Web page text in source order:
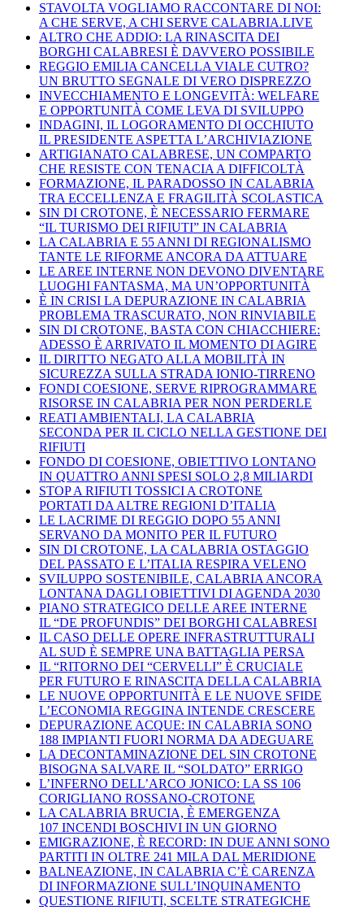
STAVOLTA VOGLIAMO RACCONTARE DI NOI:
A CHE SERVE, A CHI SERVE CALABRIA.LIVE
ALTRO CHE ADDIO: LA RINASCITA DEI
BORGHI CALABRESI È DAVVERO POSSIBILE
REGGIO EMILIA CANCELLA VIALE CUTRO?
UN BRUTTO SEGNALE DI VERO DISPREZZO
INVECCHIAMENTO E LONGEVITÀ: WELFARE
E OPPORTUNITÀ COME LEVA DI SVILUPPO
INDAGINI, IL LOGORAMENTO DI OCCHIUTO
IL PRESIDENTE ASPETTA L’ARCHIVIAZIONE
ARTIGIANATO CALABRESE, UN COMPARTO
CHE RESISTE CON TENACIA A DIFFICOLTÀ
FORMAZIONE, IL PARADOSSO IN CALABRIA
TRA ECCELLENZA E FRAGILITÀ SCOLASTICA
SIN DI CROTONE, È NECESSARIO FERMARE
“IL TURISMO DEI RIFIUTI” IN CALABRIA
LA CALABRIA E 55 ANNI DI REGIONALISMO
TANTE LE RIFORME ANCORA DA ATTUARE
LE AREE INTERNE NON DEVONO DIVENTARE
LUOGHI FANTASMA, MA UN’OPPORTUNITÀ
È IN CRISI LA DEPURAZIONE IN CALABRIA
PROBLEMA TRASCURATO, NON RINVIABILE
SIN DI CROTONE, BASTA CON CHIACCHIERE:
ADESSO È ARRIVATO IL MOMENTO DI AGIRE
IL DIRITTO NEGATO ALLA MOBILITÀ IN
SICUREZZA SULLA STRADA IONIO-TIRRENO
FONDI COESIONE, SERVE RIPROGRAMMARE
RISORSE IN CALABRIA PER NON PERDERLE
REATI AMBIENTALI, LA CALABRIA
SECONDA PER IL CICLO NELLA GESTIONE DEI
RIFIUTI
FONDO DI COESIONE, OBIETTIVO LONTANO
IN QUATTRO ANNI SPESI SOLO 2,8 MILIARDI
STOP A RIFIUTI TOSSICI A CROTONE
PORTATI DA ALTRE REGIONI D’ITALIA
LE LACRIME DI REGGIO DOPO 55 ANNI
SERVANO DA MONITO PER IL FUTURO
SIN DI CROTONE, LA CALABRIA OSTAGGIO
DEL PASSATO E L’ITALIA RESPIRA VELENO
SVILUPPO SOSTENIBILE, CALABRIA ANCORA
LONTANA DAGLI OBIETTIVI DI AGENDA 2030
PIANO STRATEGICO DELLE AREE INTERNE
IL “DE PROFUNDIS” DEI BORGHI CALABRESI
IL CASO DELLE OPERE INFRASTRUTTURALI
AL SUD È SEMPRE UNA BATTAGLIA PERSA
IL “RITORNO DEI “CERVELLI” È CRUCIALE
PER FUTURO E RINASCITA DELLA CALABRIA
LE NUOVE OPPORTUNITÀ E LE NUOVE SFIDE
L’ECONOMIA REGGINA INTENDE CRESCERE
DEPURAZIONE ACQUE: IN CALABRIA SONO
188 IMPIANTI FUORI NORMA DA ADEGUARE
LA DECONTAMINAZIONE DEL SIN CROTONE
BISOGNA SALVARE IL “SOLDATO” ERRIGO
L’INFERNO DELL’ARCO JONICO: LA SS 106
CORIGLIANO ROSSANO-CROTONE
LA CALABRIA BRUCIA, È EMERGENZA
107 INCENDI BOSCHIVI IN UN GIORNO
EMIGRAZIONE, È RECORD: IN DUE ANNI SONO
PARTITI IN OLTRE 241 MILA DAL MERIDIONE
BALNEAZIONE, IN CALABRIA C’È CARENZA
DI INFORMAZIONE SULL’INQUINAMENTO
QUESTIONE RIFIUTI, SCELTE STRATEGICHE